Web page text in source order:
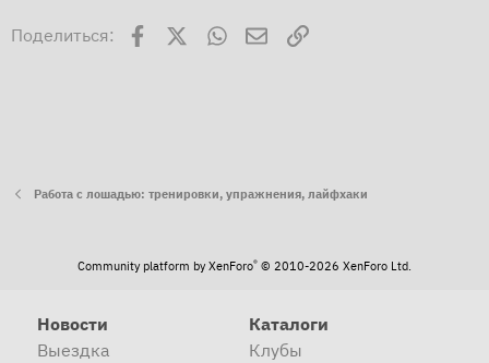
Поделиться: Facebook WhatsAppЭлектронная почта
Ссылка
Работа с лошадью: тренировки, упражнения, лайфхаки
Community platform by XenForo® © 2010-2026 XenForo Ltd.
Новости
Выездка
Каталоги
Клубы